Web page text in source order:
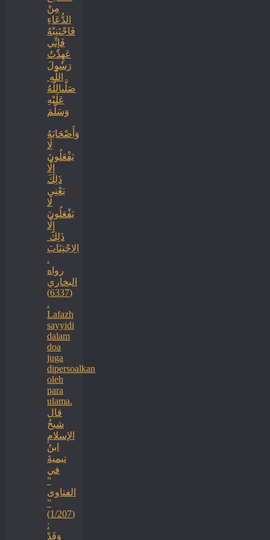
‏‏مِنْ
الدُّعَاءِ
فَاجْتَنِبْهُ
فَإِنِّي
عَهِدْتُ
رَسُولَ
اللَّهِ ‏
‏صَلَّىاللَّهُ
عَلَيْهِ
وَسَلَّمَ
‏وَأَصْحَابَهُ
لَا
يَفْعَلُونَ
إِلَّا
ذَلِكَ
‏‏يَعْنِي
لَا
يَفْعَلُونَ
إِلَّا
ذَلِكَ ‏
‏الِاجْتِنَابَ
.
رواه
البخاري
(6337)
.
Lafazh
sayyidi
dalam
doa
juga
dipersoalkan
oleh
para
ulama.
قال
شيخُ
الإسلامِ
ابنُ
تيميةَ
في
”
الفتاوى
”
(1/207)
:
وَقَدْ